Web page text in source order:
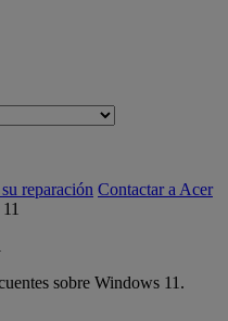
reparación Contactar a Acer
sobre Windows 11.